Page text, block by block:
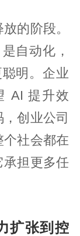
的阶段。
自动化，
明。企业
AI 提升效
创业公司
社会都在
承担更多任
扩张到控